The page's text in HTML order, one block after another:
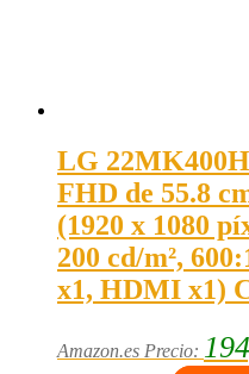
LG
FHD de 55.8
(1920 x 1080
200 cd/m²,
x1, HDMI x1)
Amazon.es Precio: